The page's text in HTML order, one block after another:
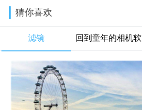
猜你喜欢
滤镜 回到童年的相机软
件